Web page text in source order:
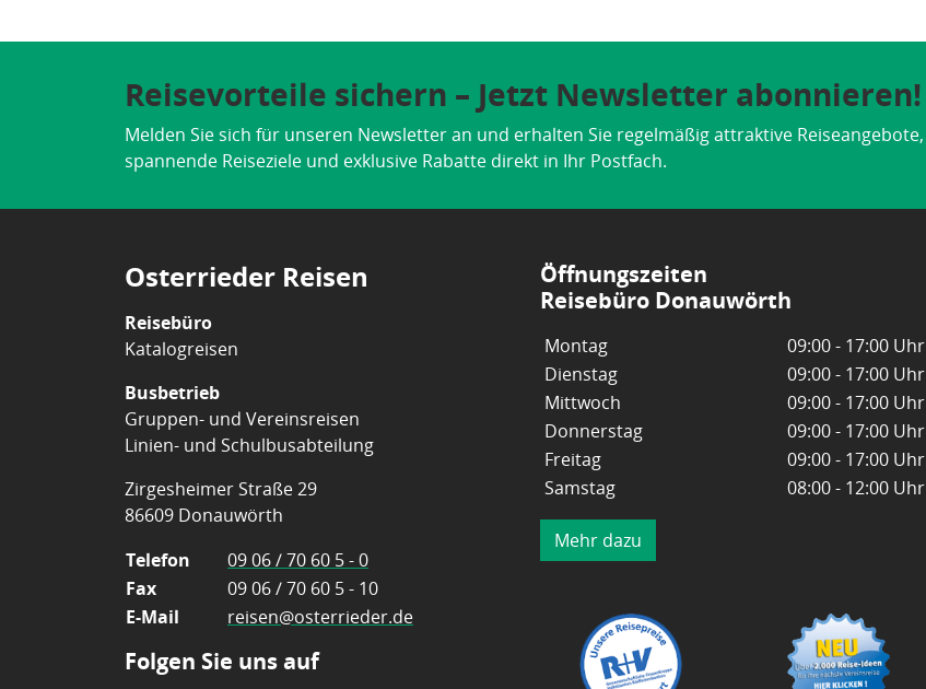
Reisevorteile sichern – Jetzt Newsletter abonnieren!
Melden Sie sich für unseren Newsletter an und erhalten Sie regelmäßig attraktive Reiseangebote,
spannende Reiseziele und exklusive Rabatte direkt in Ihr Postfach.
Osterrieder Reisen
Reisebüro
Katalogreisen
Busbetrieb
Gruppen- und Vereinsreisen
Linien- und Schulbusabteilung
Zirgesheimer Straße 29
86609 Donauwörth
Telefon
09 06 / 70 60 5 - 0
Fax
09 06 / 70 60 5 - 10
E-Mail
reisen@osterrieder.de
Folgen Sie uns auf
Öffnungszeiten
Reisebüro Donauwörth
Montag
09:00 - 17:00 Uhr
Dienstag
09:00 - 17:00 Uhr
Mittwoch
09:00 - 17:00 Uhr
Donnerstag
09:00 - 17:00 Uhr
Freitag
09:00 - 17:00 Uhr
Samstag
08:00 - 12:00 Uhr
Mehr dazu